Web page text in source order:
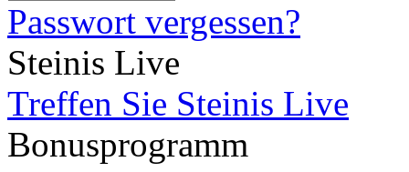
Passwort vergessen?
Steinis Live
Treffen Sie Steinis Live
Bonusprogramm